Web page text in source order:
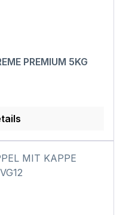
PREMIUM 5KG